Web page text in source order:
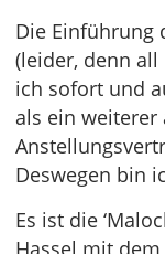
Die Einführung
(leider, denn
ich sofort und
als ein weiterer
Deswegen bin
Es ist die
Hassel mit